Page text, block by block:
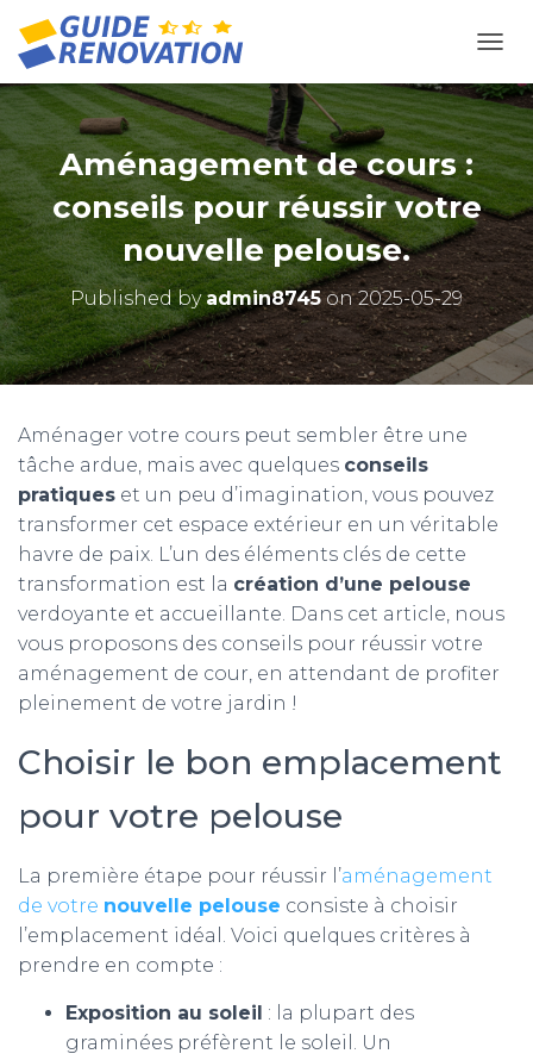
Aménagement de cours :
conseils pour réussir votre
nouvelle pelouse.
Published byadmin8745on2025-05-29
Aménager votre cours peut sembler être une
tâche ardue, mais avec quelques conseils
pratiques et un peu d’imagination, vous pouvez
transformer cet espace extérieur en un véritable
havre de paix. L’un des éléments clés de cette
transformation est la création d’une pelouse
verdoyante et accueillante. Dans cet article, nous
vous proposons des conseils pour réussir votre
aménagement de cour, en attendant de profiter
pleinement de votre jardin !
Choisir le bon emplacement
pour votre pelouse
La première étape pour réussir l’aménagement
de votre nouvelle pelouse consiste à choisir
l’emplacement idéal. Voici quelques critères à
prendre en compte :
Exposition au soleil : la plupart des
graminées préfèrent le soleil. Un